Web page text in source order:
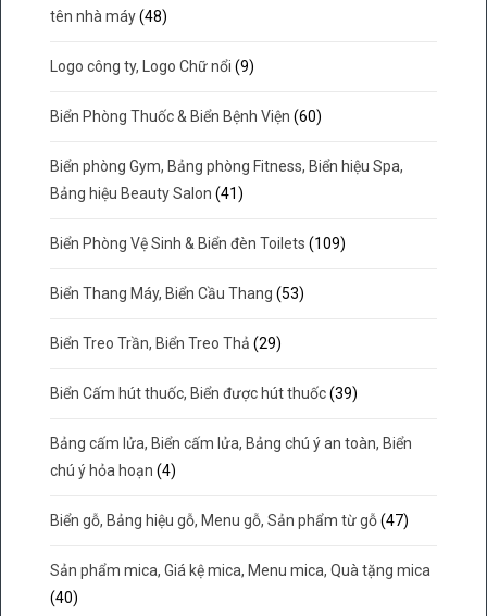
tên nhà máy (48)
Logo công ty, Logo Chữ nổi (9)
Biển Phòng Thuốc & Biển Bệnh Viện (60)
Biển phòng Gym, Bảng phòng Fitness, Biển hiệu Spa,
Bảng hiệu Beauty Salon (41)
Biển Phòng Vệ Sinh & Biển đèn Toilets (109)
Biển Thang Máy, Biển Cầu Thang (53)
Biển Treo Trần, Biển Treo Thả (29)
Biển Cấm hút thuốc, Biển được hút thuốc (39)
Bảng cấm lửa, Biển cấm lửa, Bảng chú ý an toàn, Biển
chú ý hỏa hoạn (4)
Biển gỗ, Bảng hiệu gỗ, Menu gỗ, Sản phẩm từ gỗ (47)
Sản phẩm mica, Giá kệ mica, Menu mica, Quà tặng mica
(40)